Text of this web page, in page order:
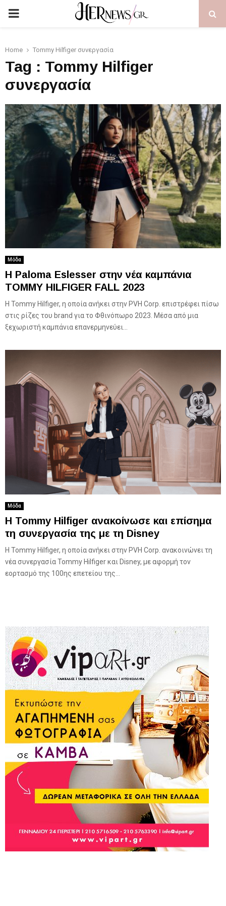
PRIMARY
Home Tommy Hilfiger συνεργασία
Tag : Tommy Hilfiger
συνεργασία
Μόδα
H Paloma Eslesser στην νέα καμπάνια
TOMMY HILFIGER FALL 2023
Η Tommy Hilfiger, η οποία ανήκει στην PVH Corp. επιστρέφει πίσω
στις ρίζες του brand για το Φθινόπωρο 2023. Μέσα από μια
ξεχωριστή καμπάνια επανερμηνεύει...
Μόδα
Η Tommy Hilfiger ανακοίνωσε και επίσημα
τη συνεργασία της με τη Disney
Η Tommy Hilfiger, η οποία ανήκει στην PVH Corp. ανακοινώνει τη
νέα συνεργασία Tommy Hilfiger και Disney, με αφορμή τον
εορτασμό της 100ης επετείου της...